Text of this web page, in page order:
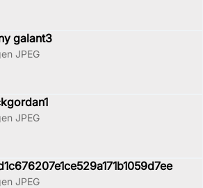
galant3
JPEG
JPEG
JPEG